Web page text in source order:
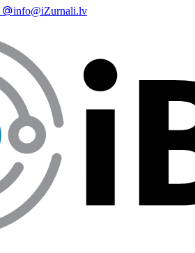
info@iZurnali.lv